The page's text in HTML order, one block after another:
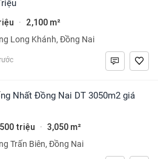
· 2,100 m²
Long Khánh, Đồng Nai
triệu · 3,050 m²
Trấn Biên, Đồng Nai